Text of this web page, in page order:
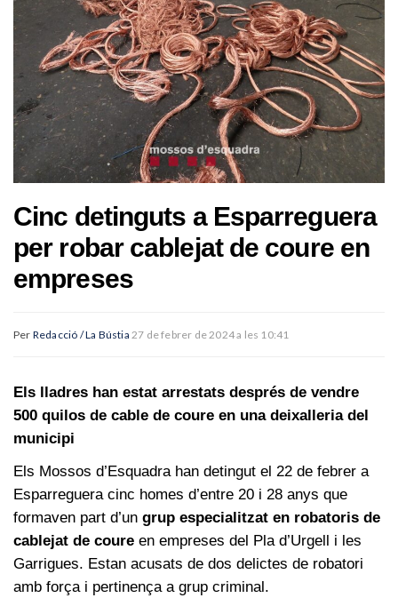
Cinc detinguts a Esparreguera
per robar cablejat de coure en
empreses
Per Redacció / La Bústia 27 de febrer de 2024 a les 10:41
Els lladres han estat arrestats després de vendre
500 quilos de cable de coure en una deixalleria del
municipi
Els Mossos d’Esquadra han detingut el 22 de febrer a
Esparreguera cinc homes d’entre 20 i 28 anys que
formaven part d’un grup especialitzat en robatoris de
cablejat de coure en empreses del Pla d’Urgell i les
Garrigues. Estan acusats de dos delictes de robatori
amb força i pertinença a grup criminal.